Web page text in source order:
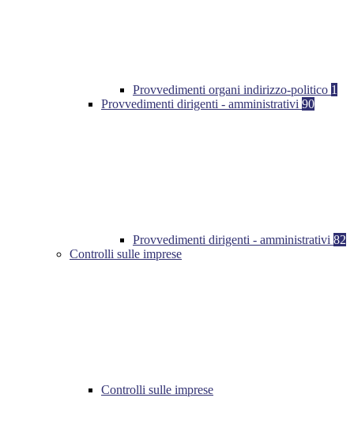
Provvedimenti organi indirizzo-politico 1
Provvedimenti dirigenti - amministrativi 90
Provvedimenti dirigenti - amministrativi 82
Controlli sulle imprese
Controlli sulle imprese